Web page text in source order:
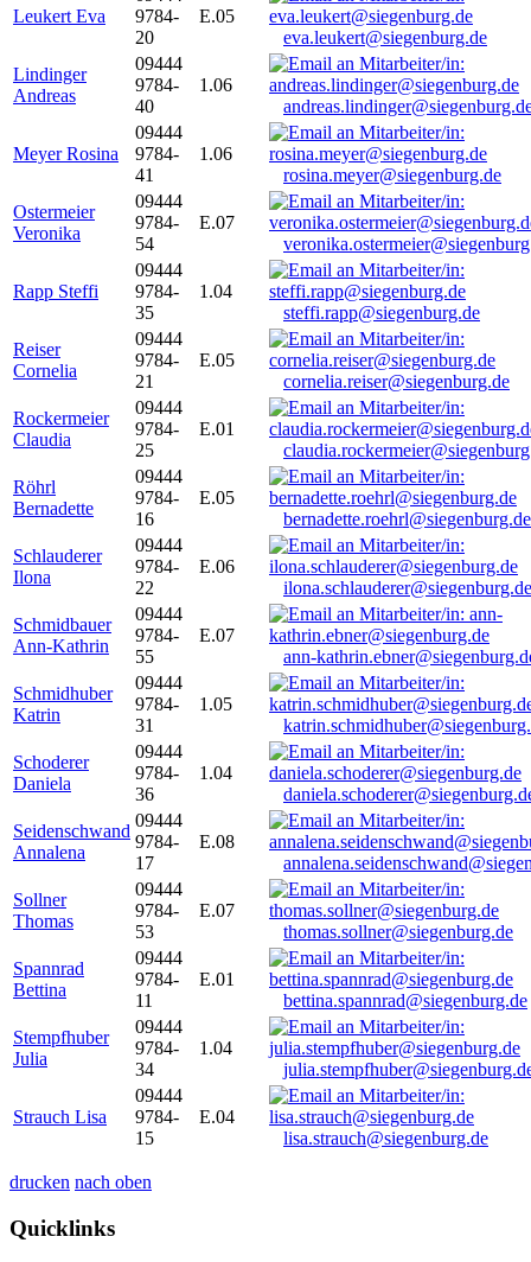
Leukert Eva
9784-
20
E.05
eva.leukert@siegenburg.de
Lindinger
Andreas
09444
9784-
40
1.06
Meyer Rosina
09444
9784-
41
1.06
rosina.meyer@siegenburg.de
Ostermeier
Veronika
09444
9784-
54
E.07
Rapp Steffi
09444
9784-
35
1.04
steffi.rapp@siegenburg.de
Reiser
Cornelia
09444
9784-
21
E.05
cornelia.reiser@siegenburg.de
Rockermeier
Claudia
09444
9784-
25
E.01
Röhrl
Bernadette
09444
9784-
16
E.05
bernadette.roehrl@siegenburg.de
Schlauderer
Ilona
09444
9784-
22
E.06
ilona.schlauderer@siegenburg.de
Schmidbauer
Ann-Kathrin
09444
9784-
55
E.07
ann-
Schmidhuber
Katrin
09444
9784-
31
1.05
Schoderer
Daniela
09444
9784-
36
1.04
Seidenschwand
Annalena
09444
9784-
17
E.08
Sollner
Thomas
09444
9784-
53
E.07
thomas.sollner@siegenburg.de
Spannrad
Bettina
09444
9784-
11
E.01
bettina.spannrad@siegenburg.de
Stempfhuber
Julia
09444
9784-
34
1.04
Strauch Lisa
09444
9784-
15
E.04
lisa.strauch@siegenburg.de
drucken nach oben
Quicklinks